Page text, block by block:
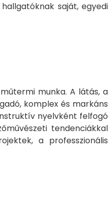
saját, egyedi
munka. A látás, a
komplex és markáns
nyelvként felfogó
tendenciákkal
a professzionális